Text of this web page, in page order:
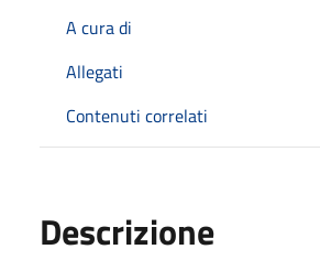
A cura di
Allegati
Contenuti correlati
Descrizione